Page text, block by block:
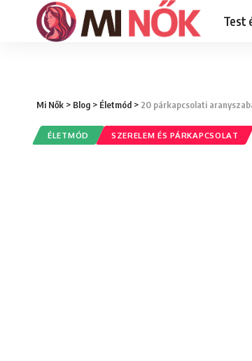
Test
Mi Nők > Blog > Életmód > 20 párkapcsolati
ÉLETMÓD SZERELEM ÉS PÁRKAPCSOLAT